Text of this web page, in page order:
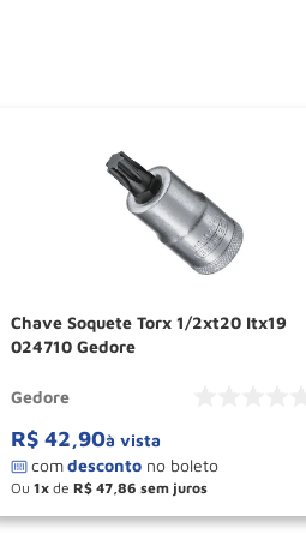
Chave Soquete Torx 1/2xt20 Itx19
024710 Gedore
Gedore
R$ 42,90à vista
Ou 1 de R$ 47 86
＋
－ COMPRAR